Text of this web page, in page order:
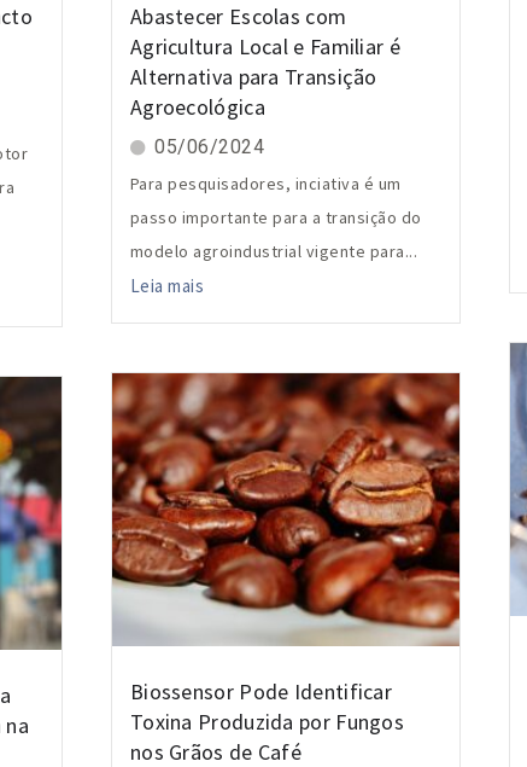
Abastecer Escolas com
Agricultura Local e Familiar é
Alternativa para Transição
Agroecológica
05/06/2024
Para pesquisadores, inciativa é um
passo importante para a transição do
modelo agroindustrial vigente para...
Leia mais
Biossensor Pode Identificar
Toxina Produzida por Fungos
nos Grãos de Café
na